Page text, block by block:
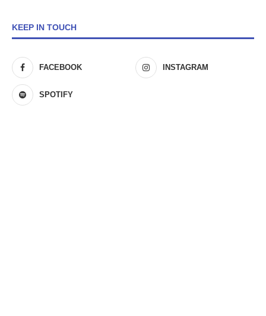
KEEP IN TOUCH
FACEBOOK INSTAGRAM
SPOTIFY